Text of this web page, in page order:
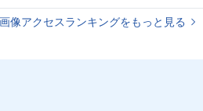
画像アクセスランキングをもっと見る